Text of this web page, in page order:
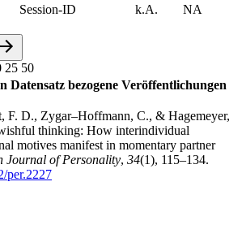
Session-ID k.A.
NA
25 50
Datensatz bezogene Veröffentlichungen
F. D., Zygar–Hoffmann, C., & Hagemeyer,
thinking: How interindividual
motives manifest in momentary partner
Journal of Personality, 34(1), 115–134.
per.2227